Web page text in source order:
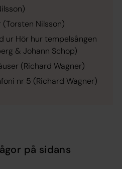
(Torsten Nilsson)
ur Hör hur tempelsången
& Johann Schop)
(Richard Wagner)
nr 5 (Richard Wagner)
på sidans